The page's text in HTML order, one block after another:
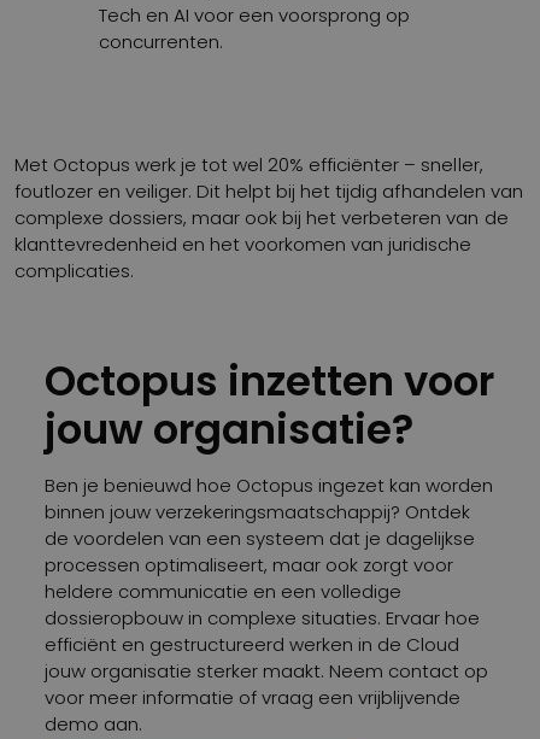
Tech en AI voor een voorsprong op
concurrenten.
Met Octopus werk je tot wel 20% efficiënter – sneller,
foutlozer en veiliger. Dit helpt bij het tijdig afhandelen van
complexe dossiers, maar ook bij het verbeteren van de
klanttevredenheid en het voorkomen van juridische
complicaties.
Octopus inzetten voor
jouw organisatie?
Ben je benieuwd hoe Octopus ingezet kan worden
binnen jouw verzekeringsmaatschappij? Ontdek
de voordelen van een systeem dat je dagelijkse
processen optimaliseert, maar ook zorgt voor
heldere communicatie en een volledige
dossieropbouw in complexe situaties. Ervaar hoe
efficiënt en gestructureerd werken in de Cloud
jouw organisatie sterker maakt. Neem contact op
voor meer informatie of vraag een vrijblijvende
demo aan.